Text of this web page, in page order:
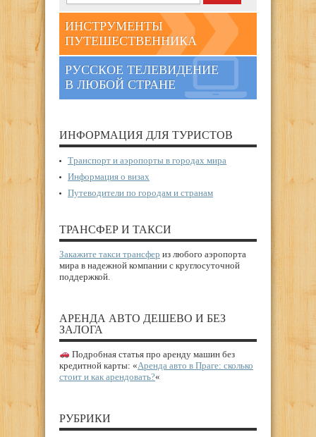
ИНСТРУМЕНТЫ
ПУТЕШЕСТВЕННИКА
РУССКОЕ ТЕЛЕВИДЕНИЕ
В ЛЮБОЙ СТРАНЕ
ИНФОРМАЦИЯ ДЛЯ ТУРИСТОВ
Транспорт и аэропорты в городах мира
Информация о визах
Путеводители по городам и странам
ТРАНСФЕР И ТАКСИ
Закажите такси трансфер из любого аэропорта
мира в надежной компании с круглосуточной
поддержкой.
АРЕНДА АВТО ДЕШЕВО И БЕЗ
ЗАЛОГА
Подробная статья про аренду машин без
кредитной карты: «Аренда авто в Праге: сколько
стоит и как арендовать?«
РУБРИКИ